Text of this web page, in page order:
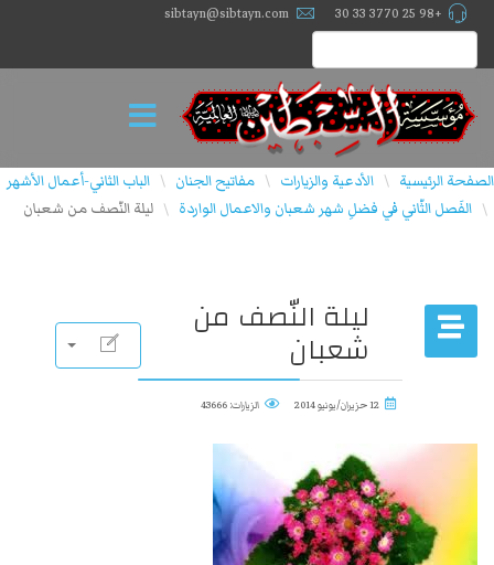
+98 25 3770 33 30
sibtayn@sibtayn.com
الصفحة الرئيسية \ الأدعية والزيارات \ مفاتیح الجنان \ الباب الثاني-أعمال الأشهر
\ الفَصل الثّاني في فضلِ شهر شعبان والاعمال الواردة \ ليلة النّصف من شعبان
ليلة النّصف من
شعبان
12 حزيران/يونيو 2014 الزيارات: 43666